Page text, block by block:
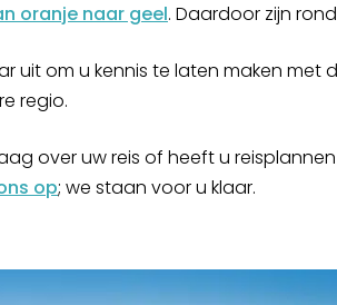
oranje naar geel. Daardoor zijn
uit om u kennis te laten maken
regio.
over uw reis of heeft u
op; we staan voor u klaar.